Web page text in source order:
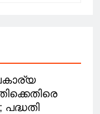
പദ്ധതി